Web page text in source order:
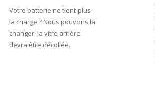
Votre batterie ne tient plus
la charge ? Nous pouvons la
changer. la vitre arrière
devra être décollée.